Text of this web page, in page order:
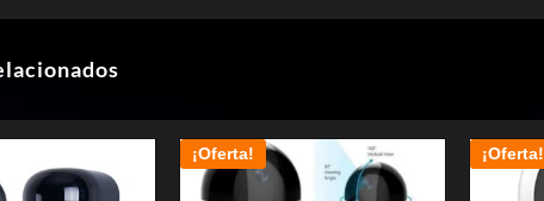
¡Oferta! ¡Oferta!